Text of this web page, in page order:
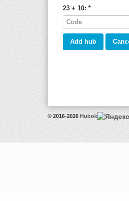
23 + 10: *
© 2016-2026 Hubok